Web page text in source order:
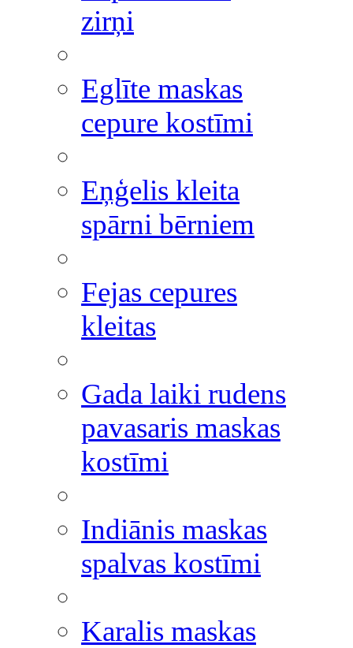
zirņi
Eglīte maskas
cepure kostīmi
Eņģelis kleita
spārni bērniem
Fejas cepures
kleitas
Gada laiki rudens
pavasaris maskas
kostīmi
Indiānis maskas
spalvas kostīmi
Karalis maskas